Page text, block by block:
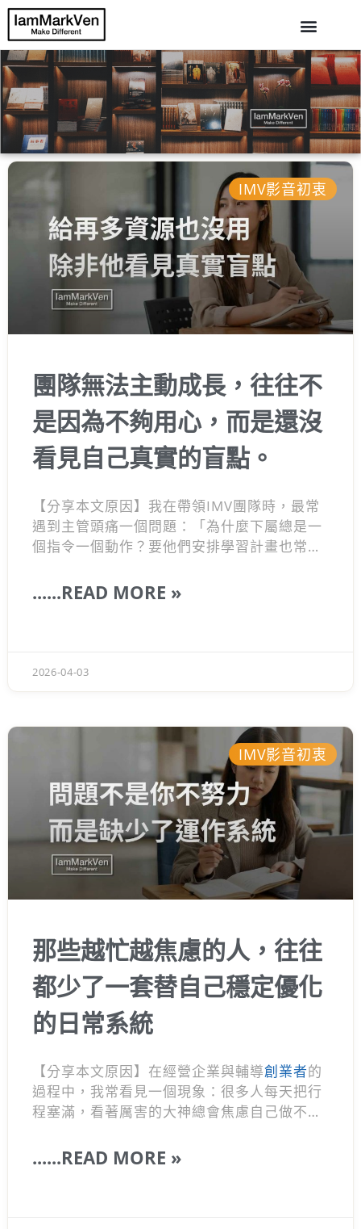
IMV影音初衷
團隊無法主動成長，往往不
是因為不夠用心，而是還沒
看見自己真實的盲點。
【分享本文原因】我在帶領IMV團隊時，最常
遇到主管頭痛一個問題：「為什麼下屬總是一
個指令一個動作？要他們安排學習計畫也常常
略了填鴨式教育遺留的慣性。很多人以為給資
長出真正的應變能力。
......READ MORE »
2026-04-03
IMV影音初衷
那些越忙越焦慮的人，往往
都少了一套替自己穩定優化
的日常系統
【分享本文原因】在經營企業與輔導創業者的
過程中，我常看見一個現象：很多人每天把行
程塞滿，看著厲害的大神總會焦慮自己做不
我也曾因為達不到目標而感到無力。後來我發
......READ MORE »